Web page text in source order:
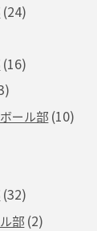
(24)
(16)
ール部 (10)
(32)
部 (2)